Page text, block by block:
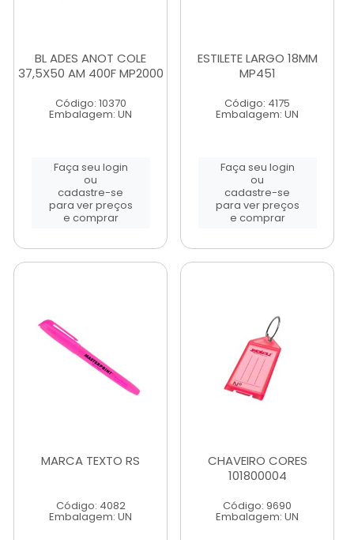
BL ADES ANOT COLE
37,5X50 AM 400F MP2000
Código: 10370
Embalagem: UN
Faça seu login
ou
cadastre-se
para ver preços
e comprar
ESTILETE LARGO 18MM
MP451
Código: 4175
Embalagem: UN
Faça seu login
ou
cadastre-se
para ver preços
e comprar
MARCA TEXTO RS
Código: 4082
Embalagem: UN
CHAVEIRO CORES
101800004
Código: 9690
Embalagem: UN